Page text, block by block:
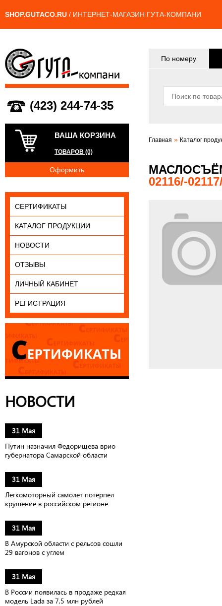
SHOP.GUTACO.RU / ИНТЕРНЕТ-МАГАЗИН ГУТА-КОМПАНИ
(423) 244-74-35
ВАША КОРЗИНА
ТОВАРОВ (0)
Оформить
СЕРТИФИКАТЫ
КАТАЛОГ ПРОДУКЦИИ
НОВОСТИ
ОТЗЫВЫ
ЛИЧНЫЙ КАБИНЕТ
РЕГИСТРАЦИЯ
НОВОСТИ
31 Мая
Путин назначил Федорищева врио
губернатора Самарской области
31 Мая
Легкомоторный самолет потерпел
крушение в российском регионе
31 Мая
В Амурской области с рельсов сошли
29 вагонов с углем
31 Мая
В России появилась в продаже редкая
модель Lada за 7,5 млн рублей
По номеру
Главная » Каталог
02116/-